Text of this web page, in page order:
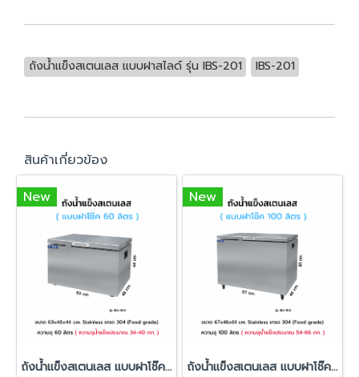
ถังน้ำแข็งสเตนเลส แบบฝาสไลด์ รุ่น IBS-201 IBS-201
สินค้าเกี่ยวข้อง
New
ถังน้ำแข็งสเตนเลส แบบฝาโช๊ค รุ่น IBS-060
New
ถังน้ำแข็งสเตนเลส แบบฝาโช๊ค รุ่น IBS-100